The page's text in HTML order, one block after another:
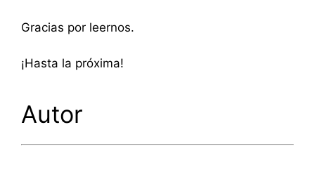
Gracias por leernos.
¡Hasta la próxima!
Autor